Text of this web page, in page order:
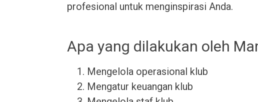
profesional untuk menginspirasi Anda.
Apa yang dilakukan oleh
Mengelola operasional klub
Mengatur keuangan klub